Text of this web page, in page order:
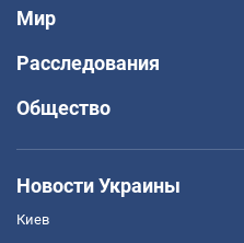
Мир
Расследования
Общество
Новости Украины
Киев